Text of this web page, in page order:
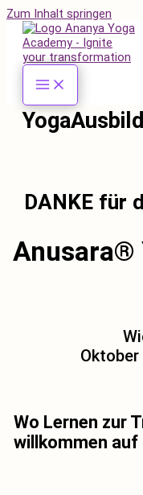
Zum Inhalt springen
DANKE für
Anusara®
Wo Lernen zur
willkommen auf